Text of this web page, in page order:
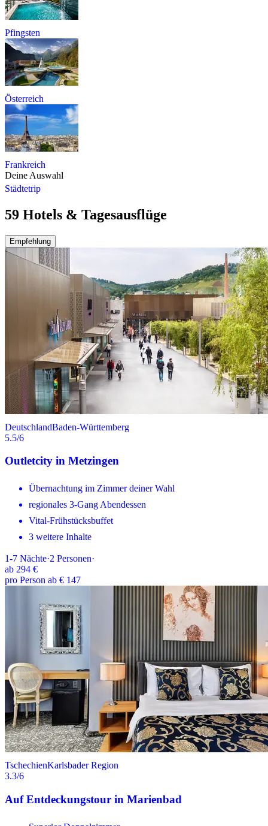
Pfingsten
Österreich
Frankreich
Deine Auswahl
Städtetrip
59 Hotels & Tagesausflüge
Empfehlung
DeutschlandBaden-Württemberg
5.5/6
Outletcity in Metzingen
Übernachtung im Zimmer deiner Wahl
regionales 3-Gang Abendessen
Vital-Frühstücksbuffet
3 weitere Inhalte
1-7 Nächte·2 Personen·
ab 294 €
pro Person ab € 147
TschechienKarlsbader Region
3.3/6
Auf Entdeckungstour in Marienbad